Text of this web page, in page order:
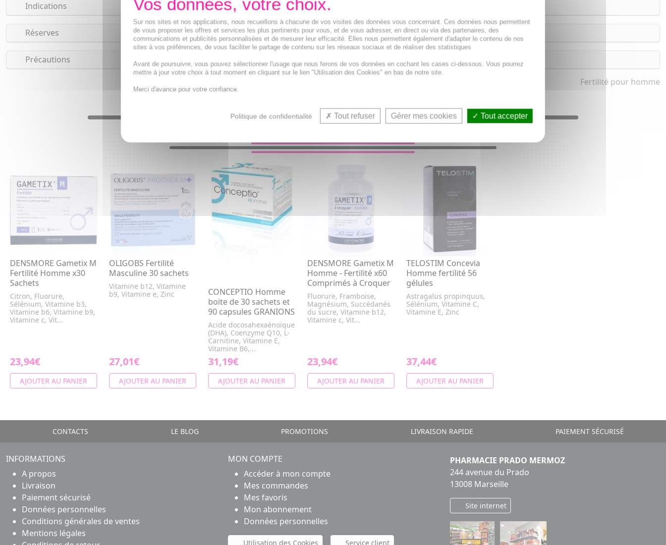
Indications
Réserves
Précautions
Fertilité pour homme
DENSMORE Gametix M
Fertilité Homme x30
Sachets
Citron, Fluorure,
Sélénium, Vitamine b3,
Vitamine b6, Vitamine b9,
Vitamine c, Vit...
23,94€
AJOUTER AU PANIER
OLIGOBS Fertilité
Masculine 30 sachets
Vitamine b12, Vitamine
b9, Vitamine e, Zinc
27,01€
AJOUTER AU PANIER
CONCEPTIO Homme
boite de 30 sachets et
90 capsules GRANIONS
Acide docosahexaénoïque
(DHA), Coenzyme Q10, L-
Carnitine, Vitamine E,
Vitamine B6,...
31,19€
AJOUTER AU PANIER
DENSMORE Gametix M
Homme - Fertilité x60
Comprimés à Croquer
Fluorure, Framboise,
Magnésium, Succédanés
du sucre, Vitamine b12,
Vitamine c, Vit...
23,94€
AJOUTER AU PANIER
TELOSTIM Concevia
Homme fertilité 56
gélules
Astragalus propinquus,
Sélénium, Vitamine C,
Vitamine E, Zinc
37,44€
AJOUTER AU PANIER
CONTACTS LE BLOG PROMOTIONS LIVRAISON RAPIDE PAIEMENT SÉCURISÉ
INFORMATIONS
A propos
Livraison
Paiement sécurisé
Données personnelles
Conditions générales de ventes
Mentions légales
MON COMPTE
Accéder à mon compte
Mes commandes
Mes favoris
Mon abonnement
Données personnelles
Utilisation des Cookies Service client
PHARMACIE PRADO MERMOZ
244 avenue du Prado
13008 Marseille
Site internet
Sur nos sites et nos applications, nous recueillons à chacune de vos visites des données vous concernant. Ces données nous permettent
de vous proposer les offres et services les plus pertinents pour vous, et de vous adresser, en direct ou via des partenaires, des
communications et publicités personnalisées et de mesurer leur efficacité. Elles nous permettent également d'adapter le contenu de nos
sites à vos préférences, de vous faciliter le partage de contenu sur les réseaux sociaux et de réaliser des statistiques
Avant de poursuivre, vous pouvez sélectionner l'usage que nous ferons de vos données en cochant les cases ci-dessous. Vous pourrez
mettre à jour votre choix à tout moment en cliquant sur le lien "Utilisation des Cookies" en bas de notre site.
Merci d'avance pour votre confiance.
Politique de confidentialité Tout refuser Gérer mes cookies Tout accepter